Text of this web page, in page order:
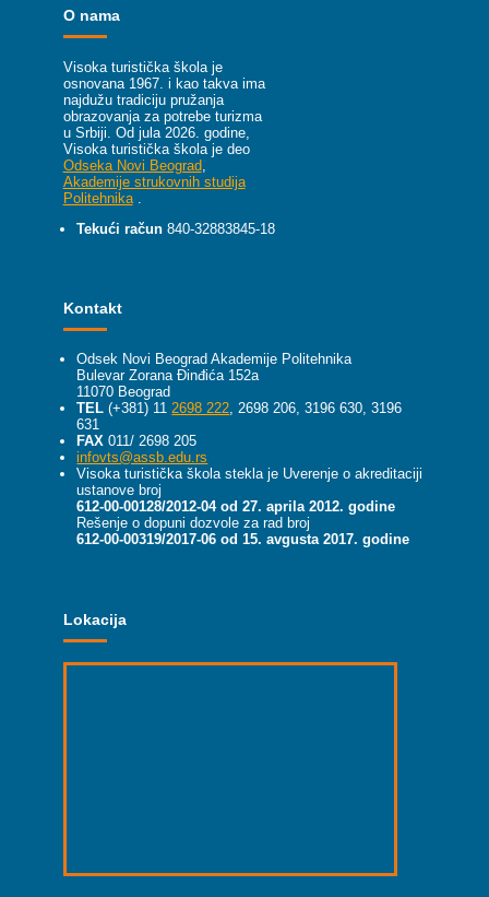
O nama
Visoka turistička škola je
osnovana 1967. i kao takva ima
najdužu tradiciju pružanja
obrazovanja za potrebe turizma
u Srbiji. Od jula 2026. godine,
Visoka turistička škola je deo
Odseka Novi Beograd
Akademije strukovnih studija
Politehnika
Tekući račun 840-32883845-18
Kontakt
Odsek Novi Beograd Akademije Politehnika
Bulevar Zorana Đinđića 152a
11070 Beograd
TEL (+381) 112698 222, 2698 206, 3196 630, 3196
631
FAX 011/ 2698 205
infovts@assb.edu.rs
Visoka turistička škola stekla je Uverenje o akreditaciji
ustanove broj
612-00-00128/2012-04 od 27. aprila 2012. godine
Rešenje o dopuni dozvole za rad broj
612-00-00319/2017-06 od 15. avgusta 2017. godine
Lokacija